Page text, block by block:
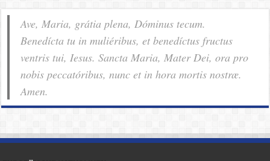
Ave, Maria, grátia plena, Dóminus tecum.
Benedícta tu in muliéribus, et benedíctus fructus
ventris tui, Iesus. Sancta Maria, Mater Dei, ora pro
nobis pec­ca­tóribus, nunc et in hora mortis nostræ.
Amen.